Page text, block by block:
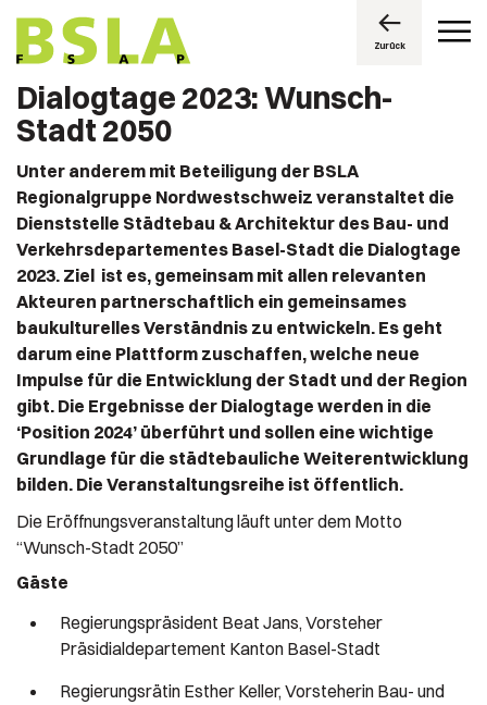
Zurück
Dialogtage 2023: Wunsch-
Stadt 2050
Unter anderem mit Beteiligung der BSLA
Regionalgruppe Nordwestschweiz veranstaltet die
Dienststelle Städtebau & Architektur des Bau- und
Verkehrsdepartementes Basel-Stadt die Dialogtage
2023. Ziel ist es, gemeinsam mit allen relevanten
Akteuren partnerschaftlich ein gemeinsames
baukulturelles Verständnis zu entwickeln. Es geht
darum eine Plattform zuschaffen, welche neue
Impulse für die Entwicklung der Stadt und der Region
gibt. Die Ergebnisse der Dialogtage werden in die
‘Position 2024’ überführt und sollen eine wichtige
Grundlage für die städtebauliche Weiterentwicklung
bilden. Die Veranstaltungsreihe ist öffentlich.
Die Eröffnungsveranstaltung läuft unter dem Motto
“Wunsch-Stadt 2050”
Gäste
Regierungspräsident Beat Jans, Vorsteher
Präsidialdepartement Kanton Basel-Stadt
Regierungsrätin Esther Keller, Vorsteherin Bau- und